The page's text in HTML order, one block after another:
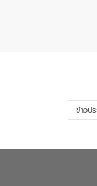
ข่าวป